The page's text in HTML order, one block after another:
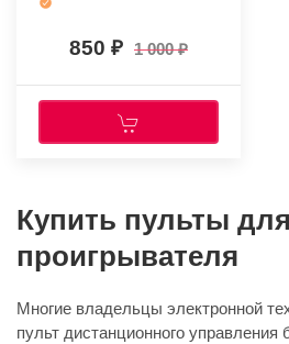
850 1 000
Купить пульты
проигрывателя
Многие владельцы электронной
пульт дистанционного